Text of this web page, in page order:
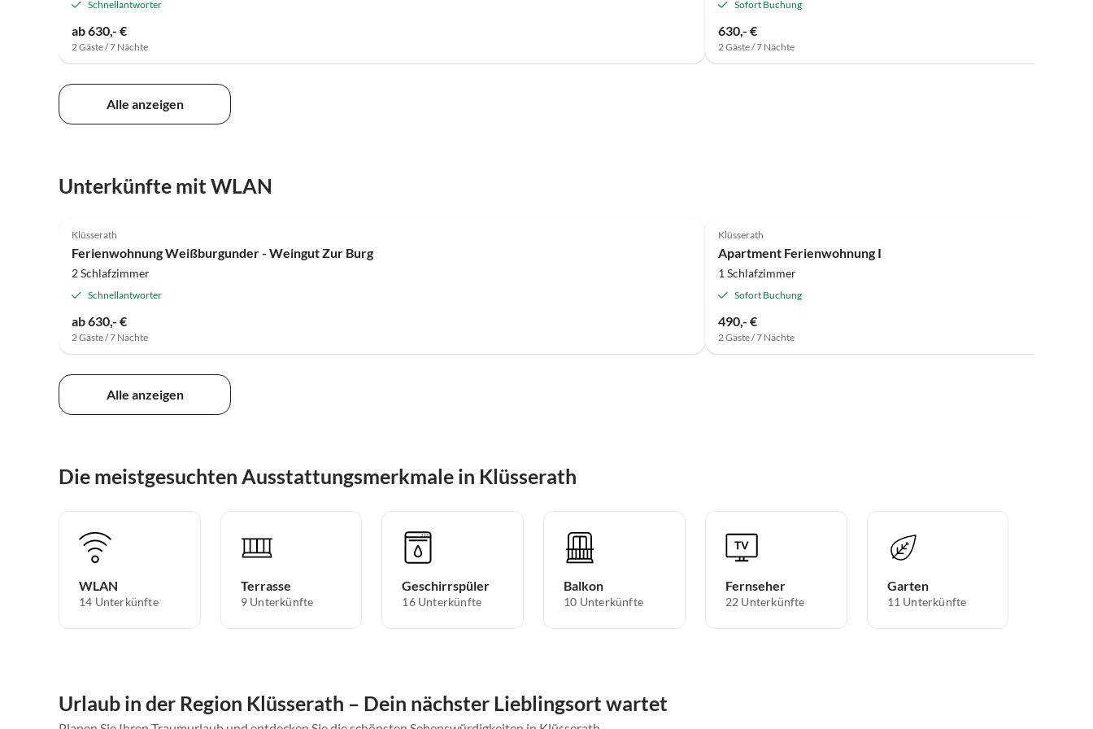
Schnellantworter
ab 630,- €
2 Gäste / 7 Nächte
Sofort Buchung
630,- €
2 Gäste / 7 Nächte
Alle anzeigen
Unterkünfte mit WLAN
Klüsserath
Ferienwohnung Weißburgunder - Weingut Zur Burg
2 Schlafzimmer
Schnellantworter
ab 630,- €
2 Gäste / 7 Nächte
Klüsserath
Apartment Ferienwohnung I
1 Schlafzimmer
Sofort Buchung
490,- €
2 Gäste / 7 Nächte
Alle anzeigen
Die meistgesuchten Ausstattungsmerkmale in Klüsserath
WLAN
14 Unterkünfte
Terrasse
9 Unterkünfte
Geschirrspüler
16 Unterkünfte
Balkon
10 Unterkünfte
Fernseher
22 Unterkünfte
Garten
11 Unterkünfte
Urlaub in der Region Klüsserath – Dein nächster Lieblingsort wartet